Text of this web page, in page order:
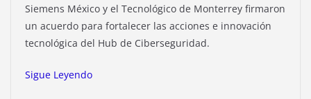
Siemens México y el Tecnológico de Monterrey firmaron
un acuerdo para fortalecer las acciones e innovación
tecnológica del Hub de Ciberseguridad.
Sigue Leyendo